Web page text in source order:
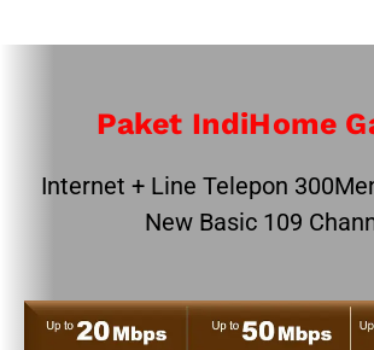
Paket IndiHome
Internet + Line Telepon
New Basic 109